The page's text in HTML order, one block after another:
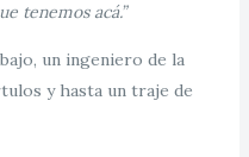
tenemos acá.”
un ingeniero de la
y hasta un traje de